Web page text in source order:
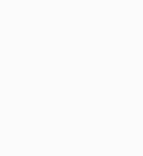
সালমার নতুন গান,